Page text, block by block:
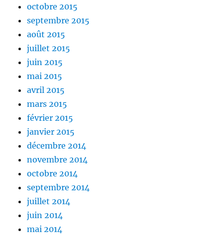
octobre 2015
septembre 2015
août 2015
juillet 2015
juin 2015
mai 2015
avril 2015
mars 2015
février 2015
janvier 2015
décembre 2014
novembre 2014
octobre 2014
septembre 2014
juillet 2014
juin 2014
mai 2014